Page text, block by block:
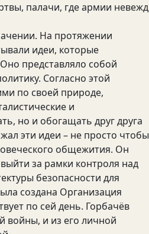
палачи, где армии невежд
На протяжении
идеи, которые
представляло собой
Согласно этой
по своей природе,
и
но и обогащать друг друга
эти идеи – не просто чтобы
общежития. Он
за рамки контроля над
безопасности для
создана Организация
по сей день. Горбачёв
войны, и из его личной